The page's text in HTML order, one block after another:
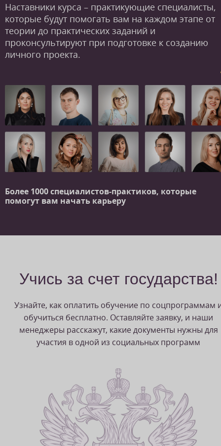
Наставники курса – практикующие специалисты,
которые будут помогать вам на каждом этапе от
теории до практических заданий и
проконсультируют при подготовке к созданию
личного проекта.
Более 1000 специалистов-практиков, которые
помогут вам начать карьеру
Учись за счет государства!
Узнайте, как оплатить обучение по соцпрограммам
обучиться бесплатно. Оставляйте заявку, и наши
менеджеры расскажут, какие документы нужны для
участия в одной из социальных программ